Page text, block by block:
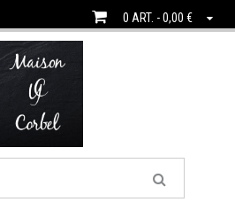
0 ART. - 0,00 €